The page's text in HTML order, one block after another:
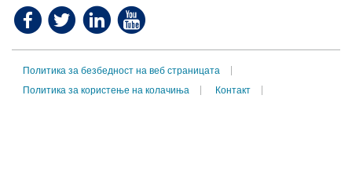
Политика за безбедност на веб страницата
Политика за користење на колачиња
Контакт